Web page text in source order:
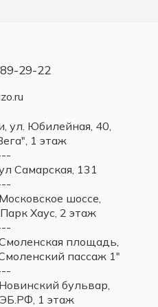
29-22
ул. Юбилейная, 40,
1 этаж
Самарская, 131
шоссе,
Хаус, 2 этаж
площадь,
пассаж 1"
бульвар,
1 этаж